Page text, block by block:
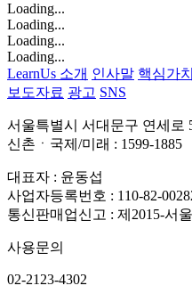
Loading...
Loading...
Loading...
Loading...
LearnUs 소개 인사말 핵심가치
보도자료 광고 SNS
서울특별시 서대문구 연세로
신촌ㆍ국제/미래 : 1599-1885
대표자 : 윤동섭
사업자등록번호 : 110-82-
통신판매업신고 : 제2015-서
사용문의
02-2123-4302